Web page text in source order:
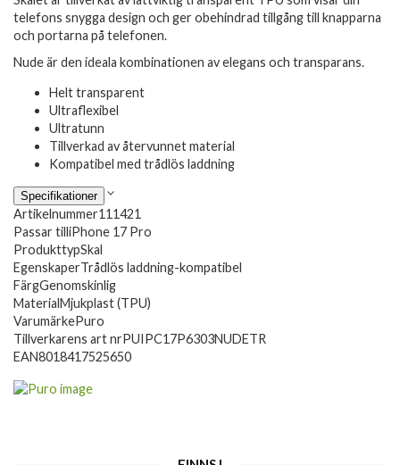
telefons snygga design och ger obehindrad tillgång till knapparna
och portarna på telefonen.
Nude är den ideala kombinationen av elegans och transparans.
Helt transparent
Ultraflexibel
Ultratunn
Tillverkad av återvunnet material
Kompatibel med trådlös laddning
Specifikationer
Artikelnummer111421
Passar tilliPhone 17 Pro
ProdukttypSkal
EgenskaperTrådlös laddning-kompatibel
FärgGenomskinlig
MaterialMjukplast (TPU)
VarumärkePuro
Tillverkarens art nrPUIPC17P6303NUDETR
EAN8018417525650